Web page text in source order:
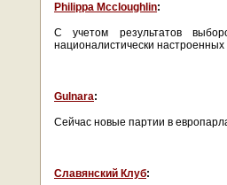
Philippa Mccloughlin:
С учетом результатов
националистически
Gulnara:
Сейчас новые партии в
Славянский Клуб: